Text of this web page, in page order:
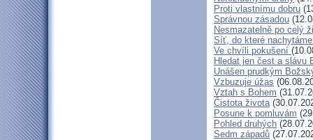
Proti vlastnímu dobru
Správnou zásadou
Nesmazatelně po celý
Síť, do které
Ve chvíli pokušení
Hledat jen čest a slávu
Unášen prudkým
Vzbuzuje úžas
Vztah s Bohem
Čistota života
Posune k pomluvám
Pohled druhých
Sedm západů